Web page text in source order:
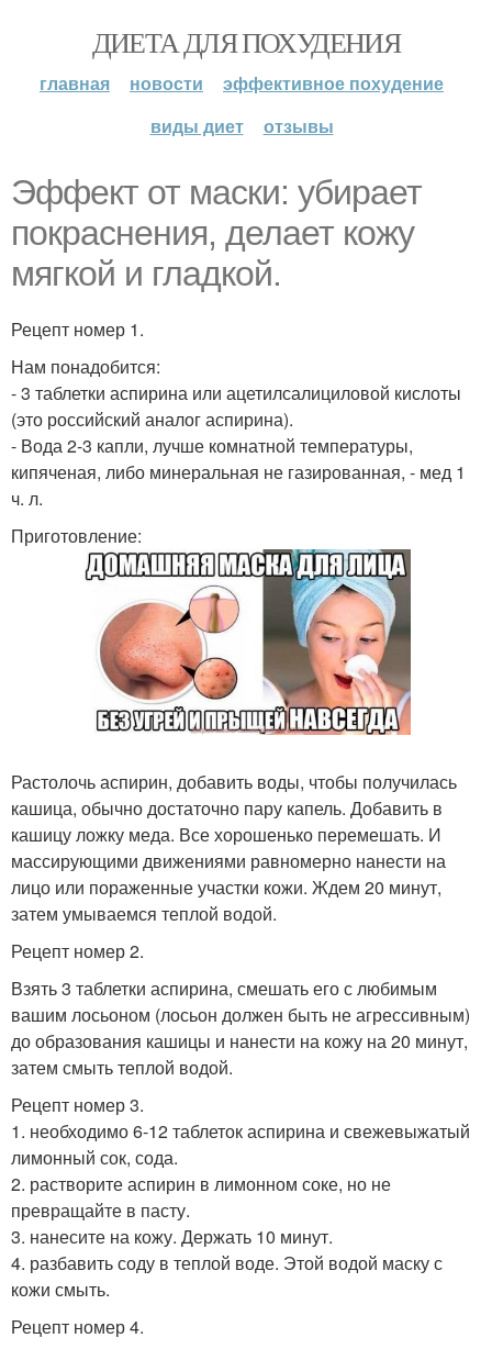
ДИЕТА ДЛЯ ПОХУДЕНИЯ
главная новости
эффективное похудение
виды диет
отзывы
Эффект от маски: убирает
покраснения, делает кожу
мягкой и гладкой.
Рецепт номер 1.
Нам понадобится:
- 3 таблетки аспирина или ацетилсалициловой кислоты
(это российский аналог аспирина).
- Вода 2-3 капли, лучше комнатной температуры,
кипяченая, либо минеральная не газированная, - мед 1
ч. л.
Приготовление:
Растолочь аспирин, добавить воды, чтобы получилась
кашица, обычно достаточно пару капель. Добавить в
кашицу ложку меда. Все хорошенько перемешать. И
массирующими движениями равномерно нанести на
лицо или пораженные участки кожи. Ждем 20 минут,
затем умываемся теплой водой.
Рецепт номер 2.
Взять 3 таблетки аспирина, смешать его с любимым
вашим лосьоном (лосьон должен быть не агрессивным)
до образования кашицы и нанести на кожу на 20 минут,
затем смыть теплой водой.
Рецепт номер 3.
1. необходимо 6-12 таблеток аспирина и свежевыжатый
лимонный сок, сода.
2. растворите аспирин в лимонном соке, но не
превращайте в пасту.
3. нанесите на кожу. Держать 10 минут.
4. разбавить соду в теплой воде. Этой водой маску с
кожи смыть.
Рецепт номер 4.